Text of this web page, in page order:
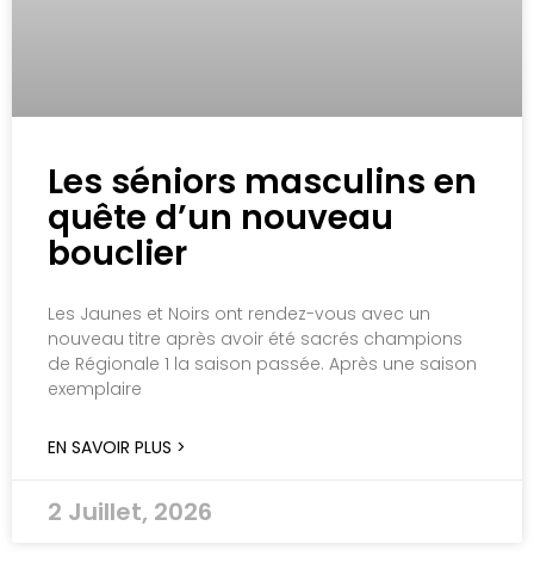
Les séniors masculins en
quête d’un nouveau
bouclier
Les Jaunes et Noirs ont rendez-vous avec un
nouveau titre après avoir été sacrés champions
de Régionale 1 la saison passée. Après une saison
exemplaire
EN SAVOIR PLUS >
2 Juillet, 2026